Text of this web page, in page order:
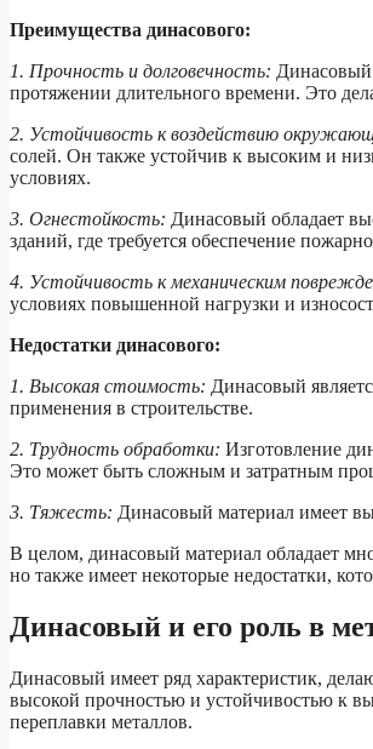
Преимущества динасового:
1. Прочность и долговечность: Динасовый
протяжении длительного времени. Это
2. Устойчивость к воздействию
солей. Он также устойчив к высоким и
условиях.
3. Огнестойкость: Динасовый обладает
зданий, где требуется обеспечение
4. Устойчивость к механическим
условиях повышенной нагрузки и
Недостатки динасового:
1. Высокая стоимость: Динасовый
применения в строительстве.
2. Трудность обработки: Изготовление
Это может быть сложным и затратным
3. Тяжесть: Динасовый материал имеет
В целом, динасовый материал обладает
но также имеет некоторые недостатки,
Динасовый и его роль в
Динасовый имеет ряд характеристик,
высокой прочностью и устойчивостью к
переплавки металлов.